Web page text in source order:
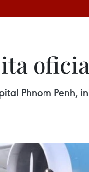
Phnom Penh,